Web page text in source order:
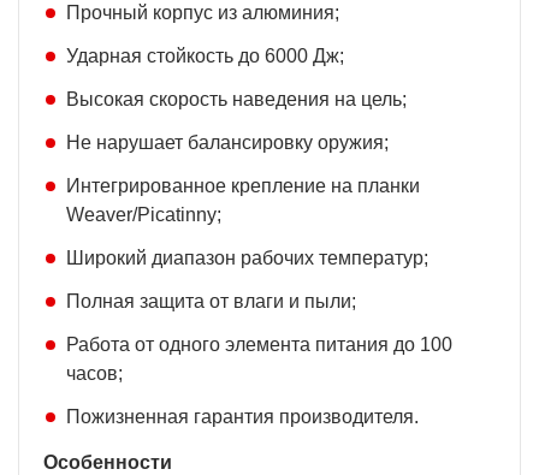
Прочный корпус из алюминия;
Ударная стойкость до 6000 Дж;
Высокая скорость наведения на цель;
Не нарушает балансировку оружия;
Интегрированное крепление на планки
Weaver/Picatinny;
Широкий диапазон рабочих температур;
Полная защита от влаги и пыли;
Работа от одного элемента питания до 100
часов;
Пожизненная гарантия производителя.
Особенности